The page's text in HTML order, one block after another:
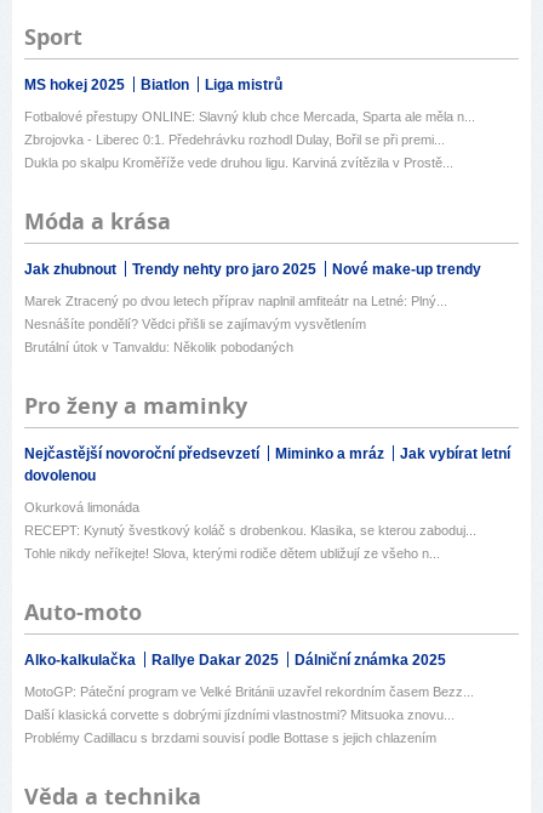
Sport
MS hokej 2025 Biatlon Liga mistrů
Fotbalové přestupy ONLINE: Slavný klub chce Mercada, Sparta ale měla n...
Zbrojovka - Liberec 0:1. Předehrávku rozhodl Dulay, Bořil se při premi...
Dukla po skalpu Kroměříže vede druhou ligu. Karviná zvítězila v Prostě...
Móda a krása
Jak zhubnout Trendy nehty pro jaro 2025 Nové make-up trendy
Marek Ztracený po dvou letech příprav naplnil amfiteátr na Letné: Plný...
Nesnášíte pondělí? Vědci přišli se zajímavým vysvětlením
Brutální útok v Tanvaldu: Několik pobodaných
Pro ženy a maminky
Nejčastější novoroční předsevzetí Miminko a mráz
Jak vybírat letní
dovolenou
Okurková limonáda
RECEPT: Kynutý švestkový koláč s drobenkou. Klasika, se kterou zaboduj...
Tohle nikdy neříkejte! Slova, kterými rodiče dětem ubližují ze všeho n...
Auto-moto
Alko-kalkulačka Rallye Dakar 2025 Dálniční známka 2025
MotoGP: Páteční program ve Velké Británii uzavřel rekordním časem Bezz...
Další klasická corvette s dobrými jízdními vlastnostmi? Mitsuoka znovu...
Problémy Cadillacu s brzdami souvisí podle Bottase s jejich chlazením
Věda a technika